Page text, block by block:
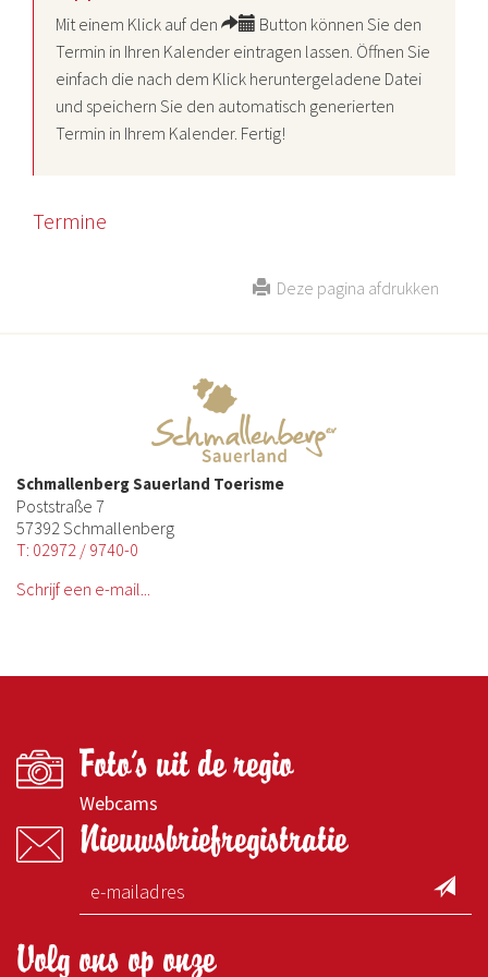
Mit einem Klick auf den
Button können Sie den
Termin in Ihren Kalender eintragen lassen. Öffnen Sie
einfach die nach dem Klick heruntergeladene Datei
und speichern Sie den automatisch generierten
Termin in Ihrem Kalender. Fertig!
Termine
Deze pagina afdrukken
Schmallenberg Sauerland Toerisme
Poststraße 7
57392 Schmallenberg
T: 02972 / 9740-0
Schrijf een e-mail...
Foto's uit de regio
Webcams
Nieuwsbriefregistratie
Volg ons op onze